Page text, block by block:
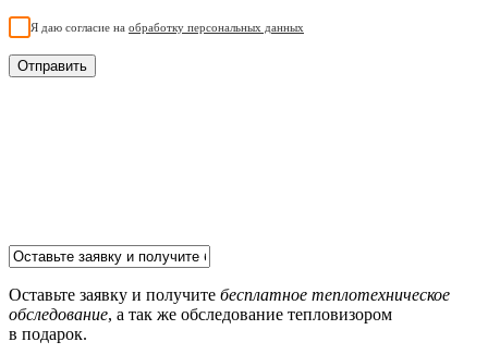
Я даю согласие на обработку персональных данных
Отправить
Оставьте заявку и получите бесплатное теплотехническое
обследование, а так же обследование тепловизором
в подарок.